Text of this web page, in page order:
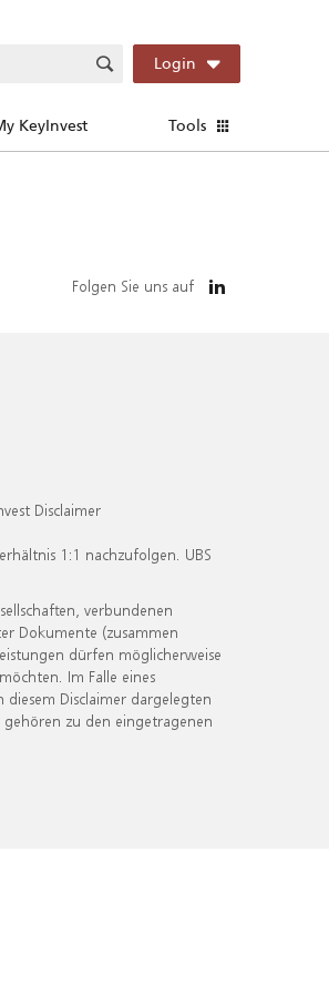
Login
KeyInvest Tools
Folgen Sie uns auf
Disclaimer
1:1 nachzufolgen. UBS
verbundenen
Dokumente (zusammen
dürfen möglicherweise
Im Falle eines
Disclaimer dargelegten
zu den eingetragenen